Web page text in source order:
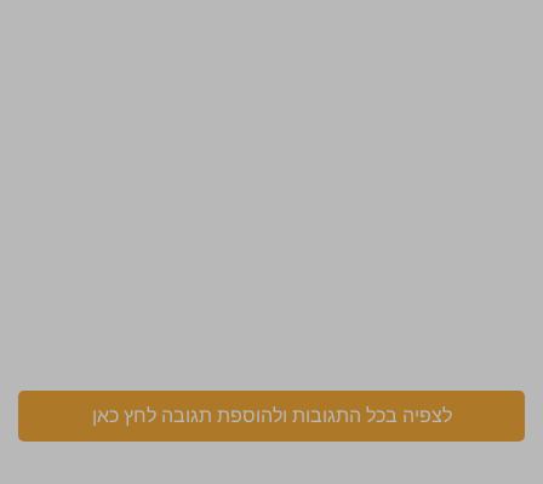
לצפיה בכל התגובות ולהוספת תגובה לחץ כאן